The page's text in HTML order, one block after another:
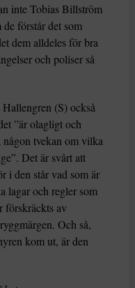
inte Tobias Billström
förstår det som
dem alldeles för bra
och poliser så
Hallengren (S) också
”är olagligt och
någon tvekan om vilka
Det är svårt att
i den står vad som är
lagar och regler som
förskräckts av
Och så,
kom ut, är den